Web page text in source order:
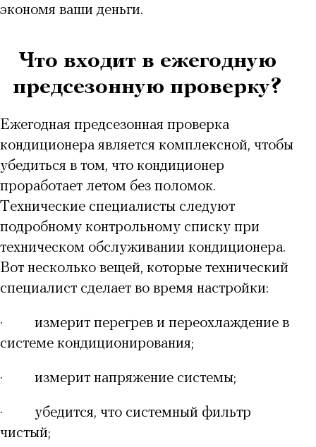
экономя ваши деньги.
Что входит в ежегодную
предсезонную проверку?
Ежегодная предсезонная проверка
кондиционера является комплексной, чтобы
убедиться в том, что кондиционер
проработает летом без поломок.
Технические специалисты следуют
подробному контрольному списку при
техническом обслуживании кондиционера.
Вот несколько вещей, которые технический
специалист сделает во время настройки:
·
измерит перегрев и переохлаждение в
системе кондиционирования;
· измерит напряжение системы;
·
убедится, что системный фильтр
чистый;